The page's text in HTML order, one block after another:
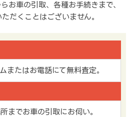
お車の引取、各種お手続きまで、
だくことはございません。
またはお電話にて無料査定。
までお車の引取にお伺い。